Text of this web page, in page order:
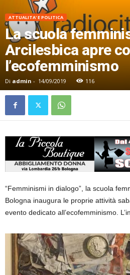
ATTUALITA' E POLITICA
La scuola
Arcilesbica apre
l’ecofemminismo
Di admin - 14/09/2019 116
“Femminismi in dialogo”, la scuola
Bologna inaugura le proprie attività
evento dedicato all’ecofemminismo.